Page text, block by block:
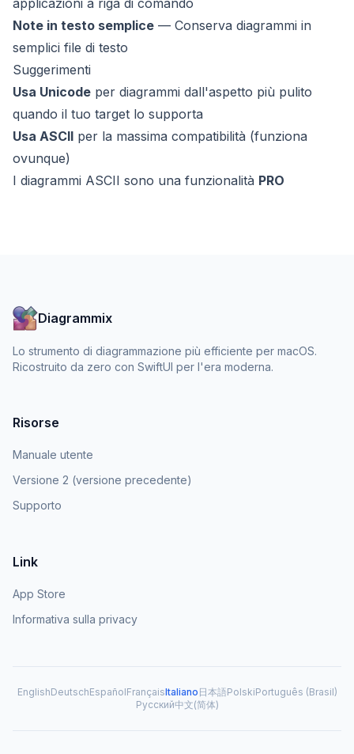
applicazioni a riga di comando
Note in testo semplice — Conserva diagrammi in
semplici file di testo
Suggerimenti
Usa Unicode per diagrammi dall'aspetto più pulito
quando il tuo target lo supporta
Usa ASCII per la massima compatibilità (funziona
ovunque)
I diagrammi ASCII sono una funzionalità PRO
Diagrammix
Lo strumento di diagrammazione più efficiente per macOS.
Ricostruito da zero con SwiftUI per l'era moderna.
Risorse
Manuale utente
Versione 2 (versione precedente)
Supporto
Link
App Store
Informativa sulla privacy
EnglishDeutschEspañolFrançaisItaliano 日本語PolskiPortuguês (Brasil)
Русский中文(简体)